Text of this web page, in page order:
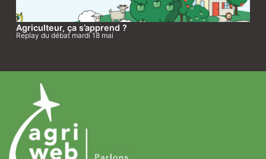
Agriculteur, ça s’apprend ?
Replay du débat mardi 18 mai